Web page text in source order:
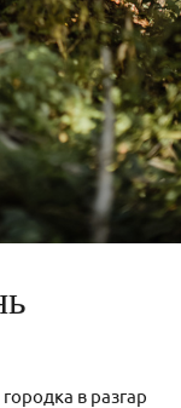
в разгар